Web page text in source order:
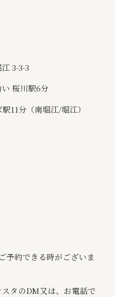
3-3-3
桜川駅6分
11分（南堀江/堀江）
予約できる時がございま
タのDM又は、お電話で